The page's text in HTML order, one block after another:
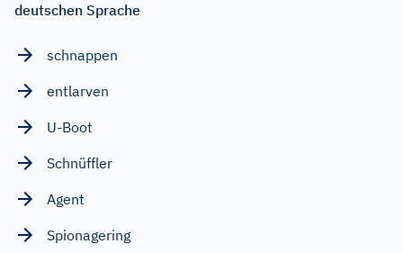
deutschen Sprache
schnappen
entlarven
U-Boot
Schnüffler
Agent
Spionagering